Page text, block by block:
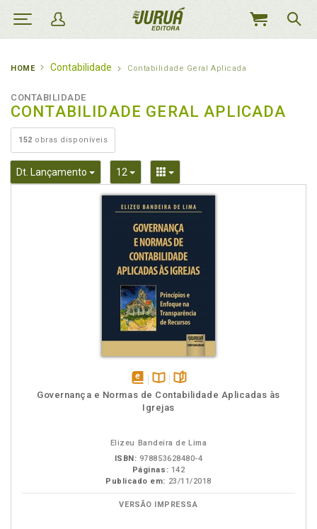
MEU
HOME Contabilidade Contabilidade Geral Aplicada
CONTABILIDADE
CONTABILIDADE GERAL APLICADA
152 obras disponíveis
Dt. Lançamento Toggle Dropdown
12 Toggle DropdownToggle Dropdown
disponível
em
Disponível
na
páginas
Governança e Normas de Contabilidade Aplicadas às
Igrejas
Elizeu Bandeira de Lima
ISBN: 978853628480-4
Páginas: 142
Publicado em: 23/11/2018
VERSÃO IMPRESSA